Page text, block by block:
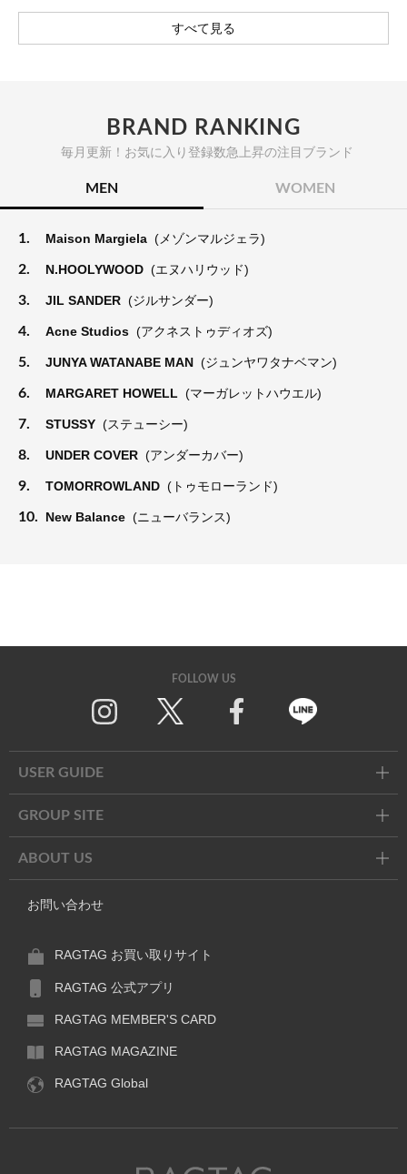
すべて見る
BRAND RANKING
毎月更新！お気に入り登録数急上昇の注目ブランド
MEN WOMEN
1. Maison Margiela (メゾンマルジェラ)
2. N.HOOLYWOOD (エヌハリウッド)
3. JIL SANDER (ジルサンダー)
4. Acne Studios (アクネストゥディオズ)
5. JUNYA WATANABE MAN (ジュンヤワタナベマン)
6. MARGARET HOWELL (マーガレットハウエル)
7. STUSSY (ステューシー)
8. UNDER COVER (アンダーカバー)
9. TOMORROWLAND (トゥモローランド)
10. New Balance (ニューバランス)
FOLLOW US
USER GUIDE
GROUP SITE
ABOUT US
お問い合わせ
RAGTAG お買い取りサイト
RAGTAG 公式アプリ
RAGTAG MEMBER'S CARD
RAGTAG MAGAZINE
RAGTAG Global